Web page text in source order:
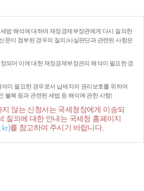
법 해석에 대하여 재정경제부장관에게 다시 질의한
문이 첨부된 경우의 질의(사실판단과 관련된 사항은
되어 이에 대한 재정경제부장관의 해석이 필요한 경
이 필요한 경우로서 납세자의 권리보호를 위하여
불복 등과 관련된 세법 등 해석에 관한 사항)
않는 신청서는 국세청장에게 이송되
질의에 대한 안내는 국세청 홈페이지
)를 참고하여 주시기 바랍니다.